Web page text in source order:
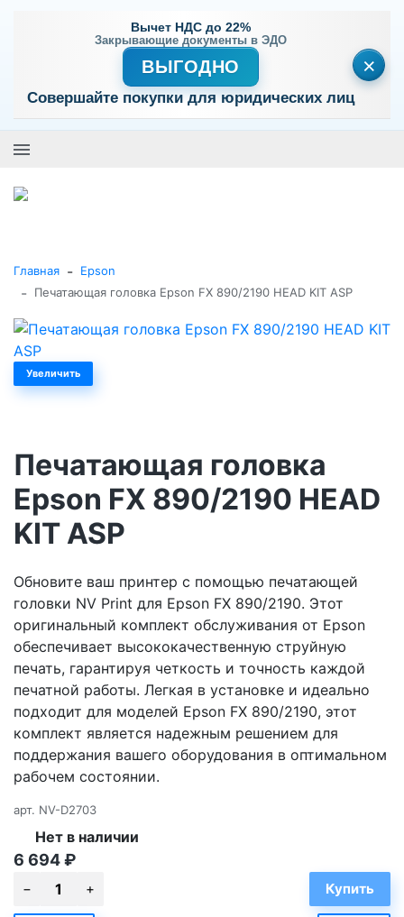
Вычет НДС до 22%
Закрывающие документы в ЭДО
ВЫГОДНО
Совершайте покупки для юридических лиц
×
Главная - Epson
- Печатающая головка Epson FX 890/2190 HEAD KIT ASP
Увеличить
Печатающая головка
Epson FX 890/2190 HEAD
KIT ASP
Обновите ваш принтер с помощью печатающей
головки NV Print для Epson FX 890/2190. Этот
оригинальный комплект обслуживания от Epson
обеспечивает высококачественную струйную
печать, гарантируя четкость и точность каждой
печатной работы. Легкая в установке и идеально
подходит для моделей Epson FX 890/2190, этот
комплект является надежным решением для
поддержания вашего оборудования в оптимальном
рабочем состоянии.
арт. NV-D2703
Нет в наличии
6 694₽